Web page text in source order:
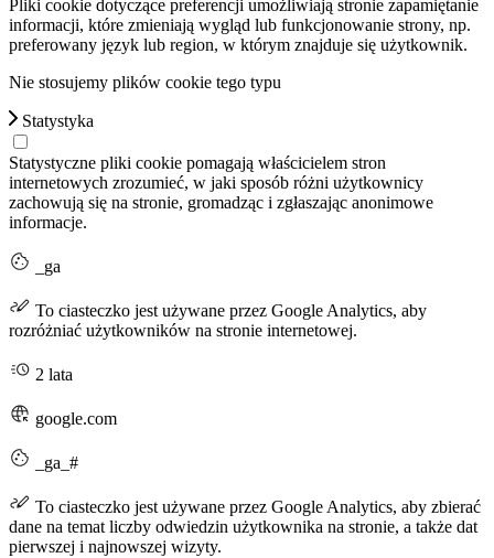
Pliki cookie dotyczące preferencji umożliwiają stronie zapamiętanie
informacji, które zmieniają wygląd lub funkcjonowanie strony, np.
preferowany język lub region, w którym znajduje się użytkownik.
Nie stosujemy plików cookie tego typu
Statystyka
Statystyczne pliki cookie pomagają właścicielem stron
internetowych zrozumieć, w jaki sposób różni użytkownicy
zachowują się na stronie, gromadząc i zgłaszając anonimowe
informacje.
_ga
To ciasteczko jest używane przez Google Analytics, aby
rozróżniać użytkowników na stronie internetowej.
2 lata
google.com
_ga_#
To ciasteczko jest używane przez Google Analytics, aby zbierać
dane na temat liczby odwiedzin użytkownika na stronie, a także dat
pierwszej i najnowszej wizyty.